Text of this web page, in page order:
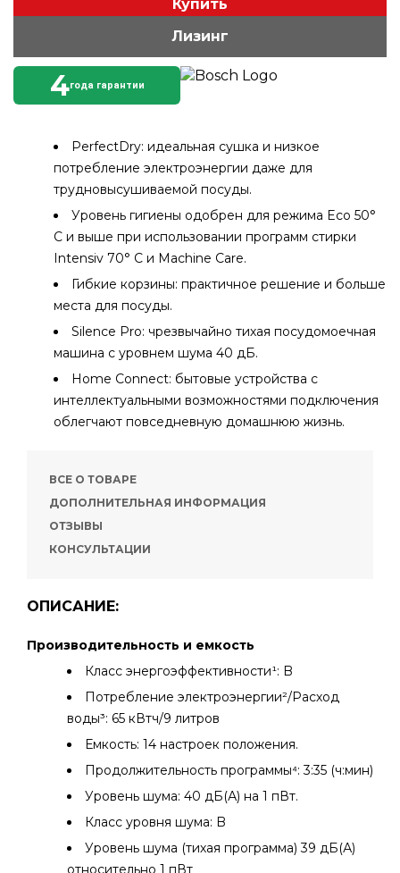
Купить
4года гарантии
Лизинг
PerfectDry: идеальная сушка и низкое
потребление электроэнергии даже для
трудновысушиваемой посуды.
Уровень гигиены одобрен для режима Eco 50°
C и выше при использовании программ стирки
Intensiv 70° C и Machine Care.
Гибкие корзины: практичное решение и больше
места для посуды.
Silence Pro: чрезвычайно тихая посудомоечная
машина с уровнем шума 40 дБ.
Home Connect: бытовые устройства с
интеллектуальными возможностями подключения
облегчают повседневную домашнюю жизнь.
ВСЕ О ТОВАРЕ
ДОПОЛНИТЕЛЬНАЯ ИНФОРМАЦИЯ
ОТЗЫВЫ
КОНСУЛЬТАЦИИ
ОПИСАНИЕ:
Производительность и емкость
Класс энергоэффективности¹: B
Потребление электроэнергии²/Расход
воды³: 65 кВтч/9 литров
Емкость: 14 настроек положения.
Продолжительность программы⁴: 3:35 (ч:мин)
Уровень шума: 40 дБ(А) на 1 пВт.
Класс уровня шума: B
Уровень шума (тихая программа) 39 дБ(А)
относительно 1 пВт